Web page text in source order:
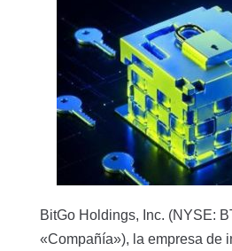
BitGo Holdings, Inc. (NYSE:
«Compañía»), la empresa de